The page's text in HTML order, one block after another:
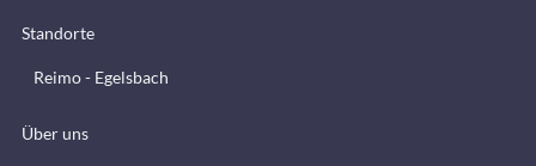
Standorte
Reimo - Egelsbach
Über uns